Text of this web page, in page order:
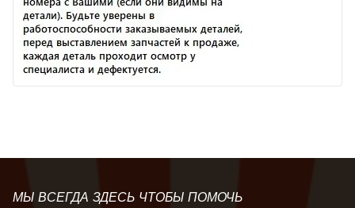
МЫ ВСЕГДА ЗДЕСЬ ЧТОБЫ ПОМОЧЬ